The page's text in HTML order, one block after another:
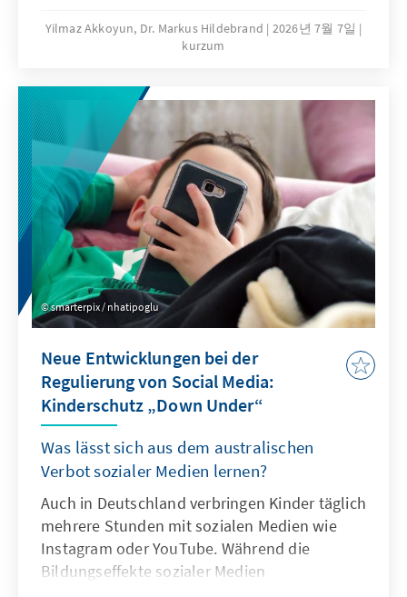
Conference® 2026 unterstrich die wachsende
Bedeutung der Türkei als Produzent
dem Ankara NATO-Gipfel 2026 hat sich der
Arbeitskreis Junge Außenpolitik mit diesem
Thema befasst: Eine strategische
Sicherheitspartnerschaft mit der Türkei im
Bereich der Drohnenentwicklung sollte
wichtiger Bestandteil deutscher und
europäischer sicherheitspolitischer
Überlegungen sein.
Yilmaz Akkoyun, Dr. Markus Hildebrand
2026년 7월 7일
kurzum
smarterpix / nhatipoglu
Neue Entwicklungen bei der
Regulierung von Social Media:
Kinderschutz „Down Under“
Was lässt sich aus dem australischen
Verbot sozialer Medien lernen?
Auch in Deutschland verbringen Kinder täglich
mehrere Stunden mit sozialen Medien wie
Instagram oder YouTube. Während die
Bildungseffekte sozialer Medien